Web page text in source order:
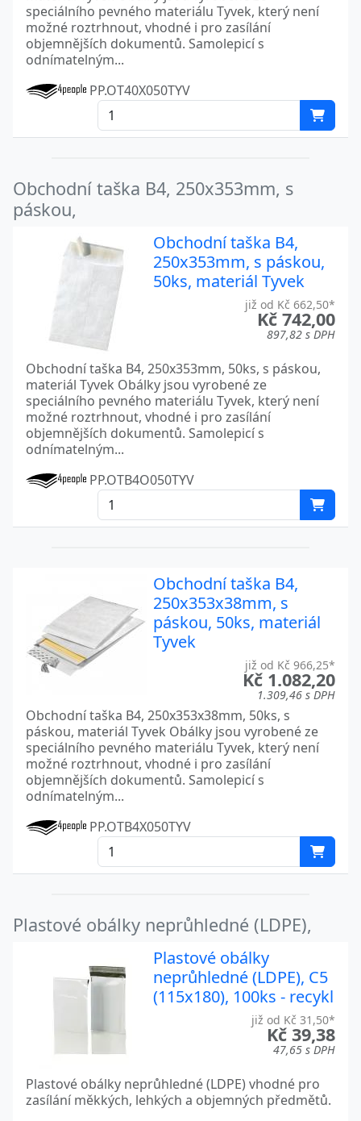
speciálního pevného materiálu Tyvek, který není
možné roztrhnout, vhodné i pro zasílání
objemnějších dokumentů. Samolepicí s
odnímatelným...
PP.OT40X050TYV
Obchodní taška B4, 250x353mm, s
páskou,
Obchodní taška B4,
250x353mm, s páskou,
50ks, materiál Tyvek
již od Kč 662,50*
Kč 742,00
897,82 s DPH
Obchodní taška B4, 250x353mm, 50ks, s páskou,
materiál Tyvek Obálky jsou vyrobené ze
speciálního pevného materiálu Tyvek, který není
možné roztrhnout, vhodné i pro zasílání
objemnějších dokumentů. Samolepicí s
odnímatelným...
PP.OTB4O050TYV
Obchodní taška B4,
250x353x38mm, s
páskou, 50ks, materiál
Tyvek
již od Kč 966,25*
Kč 1.082,20
1.309,46 s DPH
Obchodní taška B4, 250x353x38mm, 50ks, s
páskou, materiál Tyvek Obálky jsou vyrobené ze
speciálního pevného materiálu Tyvek, který není
možné roztrhnout, vhodné i pro zasílání
objemnějších dokumentů. Samolepicí s
odnímatelným...
PP.OTB4X050TYV
Plastové obálky neprůhledné (LDPE),
Plastové obálky
neprůhledné (LDPE), C5
(115x180), 100ks - recykl
již od Kč 31,50*
Kč 39,38
47,65 s DPH
Plastové obálky neprůhledné (LDPE) vhodné pro
zasílání měkkých, lehkých a objemných předmětů.